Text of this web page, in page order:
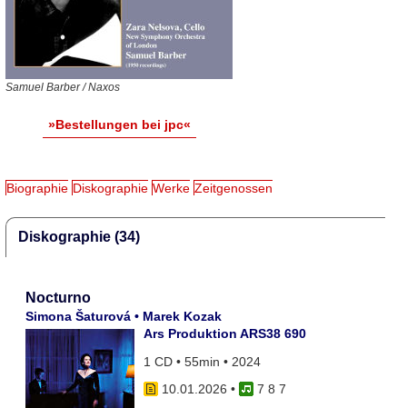
Samuel Barber / Naxos
»Bestellungen bei jpc«
Biographie Diskographie Werke Zeitgenossen
Diskographie (34)
Nocturno
Simona Šaturová • Marek Kozak
Ars Produktion ARS38 690
1 CD • 55min • 2024
10.01.2026 •
7 8 7